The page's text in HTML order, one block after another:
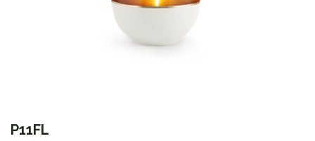
P11FL